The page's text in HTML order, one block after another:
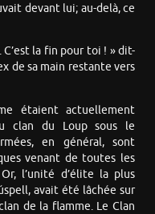
devant lui; au-delà, ce
la fin pour toi ! » dit-
de sa main restante vers
étaient actuellement
clan du Loup sous le
en général, sont
venant de toutes les
l’unité d’élite la plus
avait été lâchée sur
de la flamme. Le Clan